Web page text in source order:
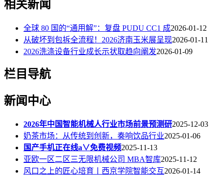
相关新闻
全球 80 国的“通用解”：复盘 PUDU CC1 成2026-01-12
从破坏到包拆全流程！2026济南玉米展呈现2026-01-11
2026洗涤设备行业成长示状取趋向阐发2026-01-09
栏目导航
新闻中心
2026年中国智能机械人行业市场前景预测研2025-12-03
奶茶市场：从传统到创新，奏响饮品行业2025-01-06
国产手机正在线a∨免费视频2025-11-13
亚欧一区二区三无限机械公司 MBA智库2025-11-12
风口之上的匠心培育丨西京学院智能交互2026-01-14